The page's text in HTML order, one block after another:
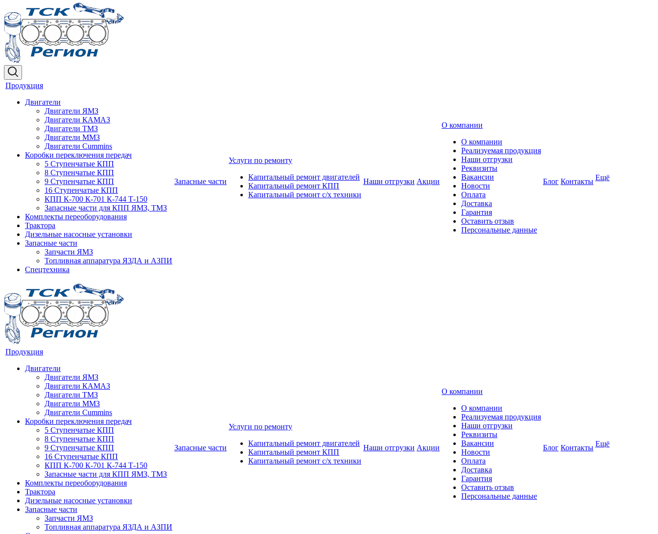
Продукция
Двигатели
Двигатели ЯМЗ
Двигатели КАМАЗ
Двигатели ТМЗ
Двигатели ММЗ
Двигатели Cummins
Коробки переключения передач
5 Ступенчатые КПП
8 Ступенчатые КПП
9 Ступенчатые КПП
16 Ступенчатые КПП
КПП К-700 К-701 К-744 Т-150
Запасные части для КПП ЯМЗ, ТМЗ
Комплекты переоборудования
Трактора
Дизельные насосные установки
Запасные части
Запчасти ЯМЗ
Топливная аппаратура ЯЗДА и АЗПИ
Спецтехника
Запасные части
Услуги по ремонту
Капитальный ремонт двигателей
Капитальный ремонт КПП
Капитальный ремонт с/х техники
Наши отгрузки Акции
О компании
О компании
Реализуемая продукция
Наши отгрузки
Реквизиты
Вакансии
Новости
Оплата
Доставка
Гарантия
Оставить отзыв
Персональные данные
Блог Контакты Ещё
Продукция
Двигатели
Двигатели ЯМЗ
Двигатели КАМАЗ
Двигатели ТМЗ
Двигатели ММЗ
Двигатели Cummins
Коробки переключения передач
5 Ступенчатые КПП
8 Ступенчатые КПП
9 Ступенчатые КПП
16 Ступенчатые КПП
КПП К-700 К-701 К-744 Т-150
Запасные части для КПП ЯМЗ, ТМЗ
Комплекты переоборудования
Трактора
Дизельные насосные установки
Запасные части
Запчасти ЯМЗ
Топливная аппаратура ЯЗДА и АЗПИ
Запасные части
Услуги по ремонту
Капитальный ремонт двигателей
Капитальный ремонт КПП
Капитальный ремонт с/х техники
Наши отгрузки Акции
О компании
О компании
Реализуемая продукция
Наши отгрузки
Реквизиты
Вакансии
Новости
Оплата
Доставка
Гарантия
Оставить отзыв
Персональные данные
Блог Контакты Ещё